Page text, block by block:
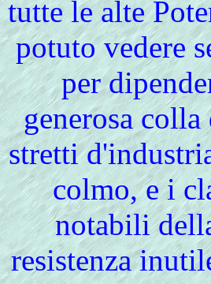
tutte le alte
potuto vedere
per
generosa
stretti
colmo, e i
notabili
resistenza